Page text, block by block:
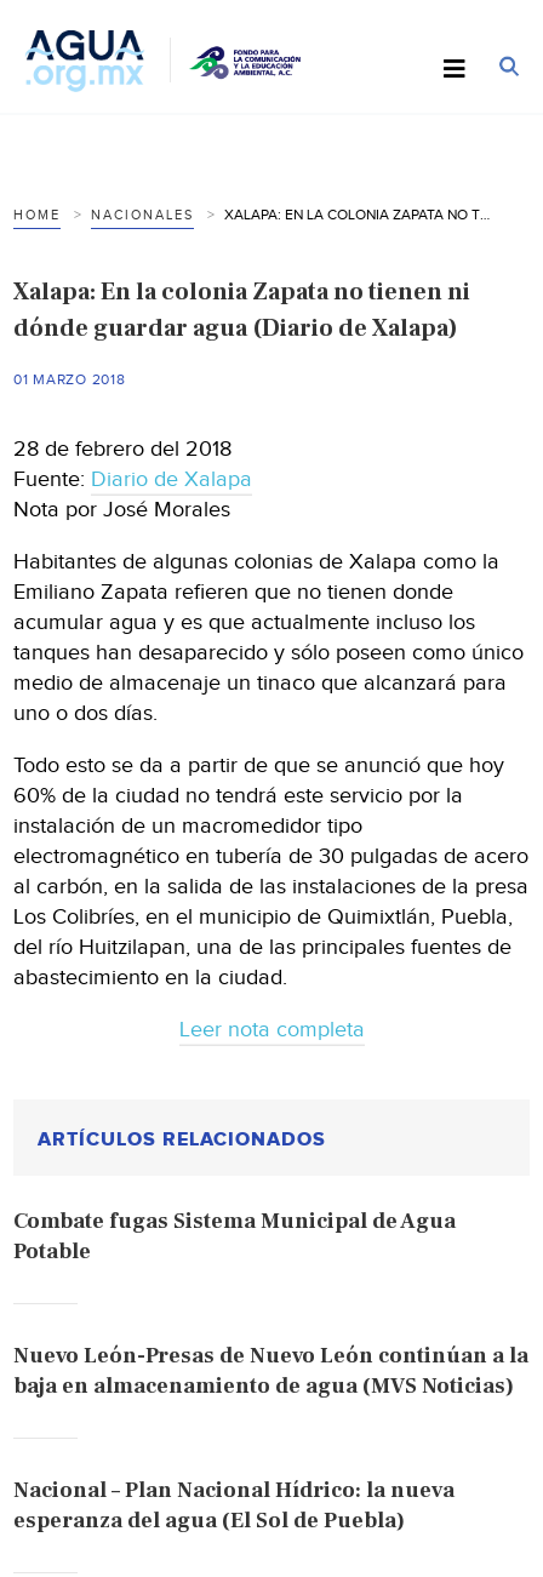
HOME NACIONALES
Xalapa: En la colonia Zapata no tienen ni
dónde guardar agua (Diario de Xalapa)
01 MARZO 2018
28 de febrero del 2018
Fuente: Diario de Xalapa
Nota por José Morales
Habitantes de algunas colonias de Xalapa como la
Emiliano Zapata refieren que no tienen donde
acumular agua y es que actualmente incluso los
tanques han desaparecido y sólo poseen como único
medio de almacenaje un tinaco que alcanzará para
uno o dos días.
Todo esto se da a partir de que se anunció que hoy
60% de la ciudad no tendrá este servicio por la
instalación de un macromedidor tipo
electromagnético en tubería de 30 pulgadas de acero
al carbón, en la salida de las instalaciones de la presa
Los Colibríes, en el municipio de Quimixtlán, Puebla,
del río Huitzilapan, una de las principales fuentes de
abastecimiento en la ciudad.
Leer nota completa
ARTÍCULOS RELACIONADOS
Combate fugas Sistema Municipal de Agua
Potable
Nuevo León-Presas de Nuevo León continúan a la
baja en almacenamiento de agua (MVS Noticias)
Nacional – Plan Nacional Hídrico: la nueva
esperanza del agua (El Sol de Puebla)